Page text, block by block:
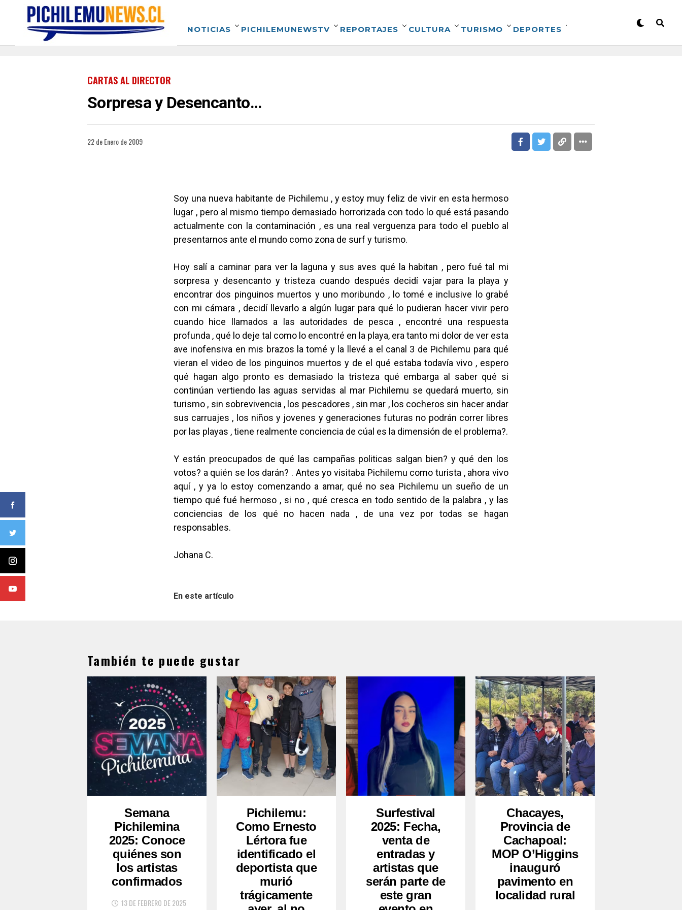
NOTICIAS PICHILEMUNEWSTV REPORTAJES CULTURA TURISMO DEPORTES
CARTAS AL DIRECTOR
Sorpresa y Desencanto…
22 de Enero de 2009
Soy una nueva habitante de Pichilemu , y estoy muy feliz de vivir en esta hermoso
lugar , pero al mismo tiempo demasiado horrorizada con todo lo qué está pasando
actualmente con la contaminación , es una real verguenza para todo el pueblo al
presentarnos ante el mundo como zona de surf y turismo.
Hoy salí a caminar para ver la laguna y sus aves qué la habitan , pero fué tal mi
sorpresa y desencanto y tristeza cuando después decidí vajar para la playa y
encontrar dos pinguinos muertos y uno moribundo , lo tomé e inclusive lo grabé
con mi cámara , decidí llevarlo a algún lugar para qué lo pudieran hacer vivir pero
cuando hice llamados a las autoridades de pesca , encontré una respuesta
profunda , qué lo deje tal como lo encontré en la playa, era tanto mi dolor de ver esta
ave inofensiva en mis brazos la tomé y la llevé a el canal 3 de Pichilemu para qué
vieran el video de los pinguinos muertos y de el qué estaba todavía vivo , espero
qué hagan algo pronto es demasiado la tristeza qué embarga al saber qué si
continúan vertiendo las aguas servidas al mar Pichilemu se quedará muerto, sin
turismo , sin sobrevivencia , los pescadores , sin mar , los cocheros sin hacer andar
sus carruajes , los niños y jovenes y generaciones futuras no podrán correr libres
por las playas , tiene realmente conciencia de cúal es la dimensión de el problema?.
Y están preocupados de qué las campañas politicas salgan bien? y qué den los
votos? a quién se los darán? . Antes yo visitaba Pichilemu como turista , ahora vivo
aquí , y ya lo estoy comenzando a amar, qué no sea Pichilemu un sueño de un
tiempo qué fué hermoso , si no , qué cresca en todo sentido de la palabra , y las
conciencias de los qué no hacen nada , de una vez por todas se hagan
responsables.
Johana C.
En este artículo
También te puede gustar
Semana
Pichilemina
2025: Conoce
quiénes son
los artistas
confirmados
13 DE FEBRERO DE 2025
Pichilemu:
Como Ernesto
Lértora fue
identificado el
deportista que
murió
trágicamente
Surfestival
2025: Fecha,
venta de
entradas y
artistas que
serán parte de
este gran
Chacayes,
Provincia de
Cachapoal:
MOP O’Higgins
inauguró
pavimento en
localidad rural